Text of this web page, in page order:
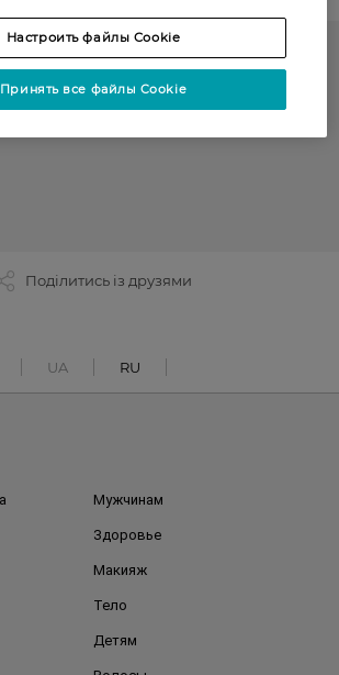
асортимент товарів ТМ Women`s code,
Поділитись із друзями
UA RU
Мужчинам
Здоровье
Макияж
Тело
Детям
Настроить файлы Cookie
Принять все файлы Cookie